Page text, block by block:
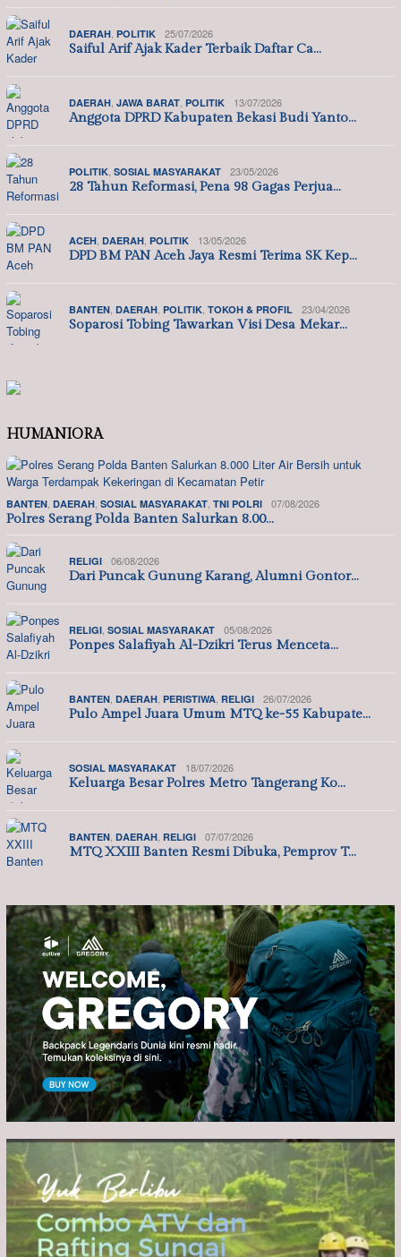
DAERAH POLITIK 25/07/2026
Saiful Arif Ajak Kader Terbaik Daftar Ca…
DAERAH JAWA BARAT POLITIK 13/07/2026
Anggota DPRD Kabupaten Bekasi Budi Yanto…
POLITIK SOSIAL MASYARAKAT 23/05/2026
28 Tahun Reformasi, Pena 98 Gagas Perjua…
ACEH DAERAH POLITIK 13/05/2026
DPD BM PAN Aceh Jaya Resmi Terima SK Kep…
BANTEN DAERAH POLITIK TOKOH & PROFIL 23/04/2026
Soparosi Tobing Tawarkan Visi Desa Mekar…
HUMANIORA
BANTEN, DAERAH, SOSIAL MASYARAKAT, TNI POLRI 07/08/2026
Polres Serang Polda Banten Salurkan 8.00…
RELIGI 06/08/2026
Dari Puncak Gunung Karang, Alumni Gontor…
RELIGI, SOSIAL MASYARAKAT 05/08/2026
Ponpes Salafiyah Al-Dzikri Terus Menceta…
BANTEN, DAERAH, PERISTIWA, RELIGI 26/07/2026
Pulo Ampel Juara Umum MTQ ke-55 Kabupate…
SOSIAL MASYARAKAT 18/07/2026
Keluarga Besar Polres Metro Tangerang Ko…
BANTEN, DAERAH, RELIGI 07/07/2026
MTQ XXIII Banten Resmi Dibuka, Pemprov T…